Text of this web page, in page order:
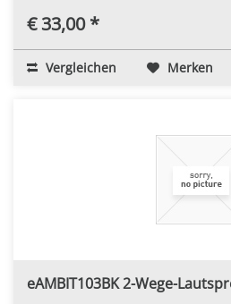
€ 33,00 *
Vergleichen Merken
eAMBIT103BK 2-Wege-